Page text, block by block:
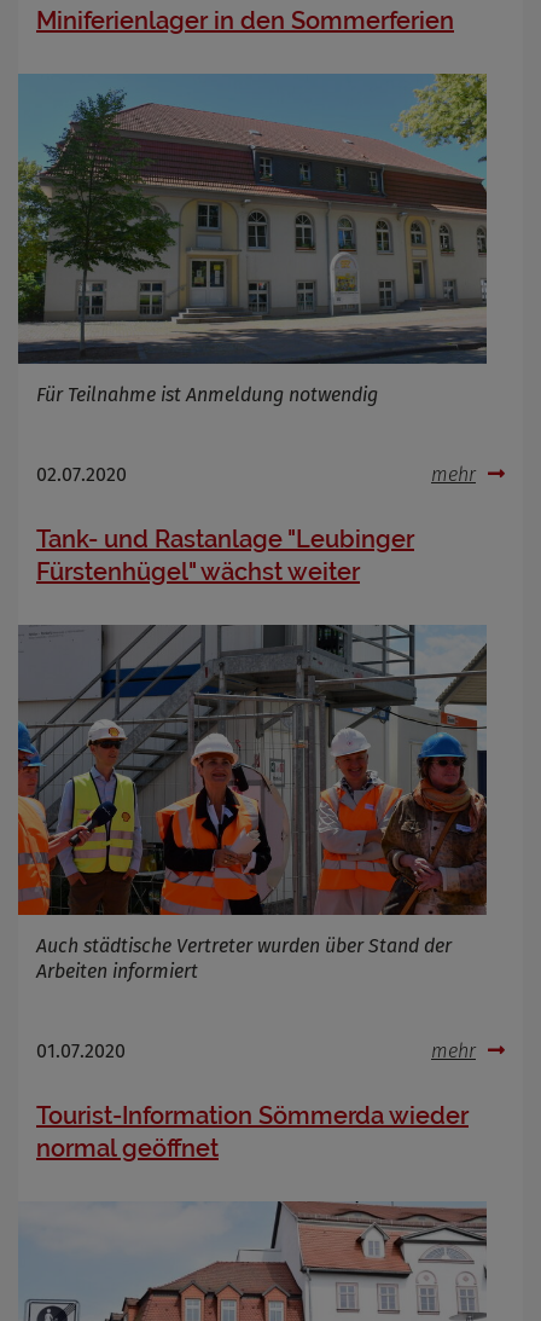
Miniferienlager in den Sommerferien
Für Teilnahme ist Anmeldung notwendig
02.07.2020 mehr
Tank- und Rastanlage "Leubinger
Fürstenhügel" wächst weiter
Auch städtische Vertreter wurden über Stand der
Arbeiten informiert
01.07.2020 mehr
Tourist-Information Sömmerda wieder
normal geöffnet